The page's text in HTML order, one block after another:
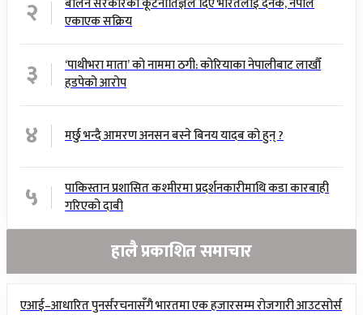
२
एकाएक सक्रिय
३
‘पाथीभरा माता’ को नाममा ठगी: कोरियाका नेपालीबाट लाखौँ
हडपेको आरोप
४ मर्छु भन्दै आमरण अनसन बस्ने बिनय यादब को हुन् ?
५
पाकिस्तान प्रशासित कश्मीरमा प्रदर्शनकारीमाथि कडा कारबाही
गरिएको दाबी
हालै प्रकाशित समाचार
एआई–आधारित पुनर्संरचनासँगै भारतमा एक हजारसम्म रोजगारी आउटसोर्स